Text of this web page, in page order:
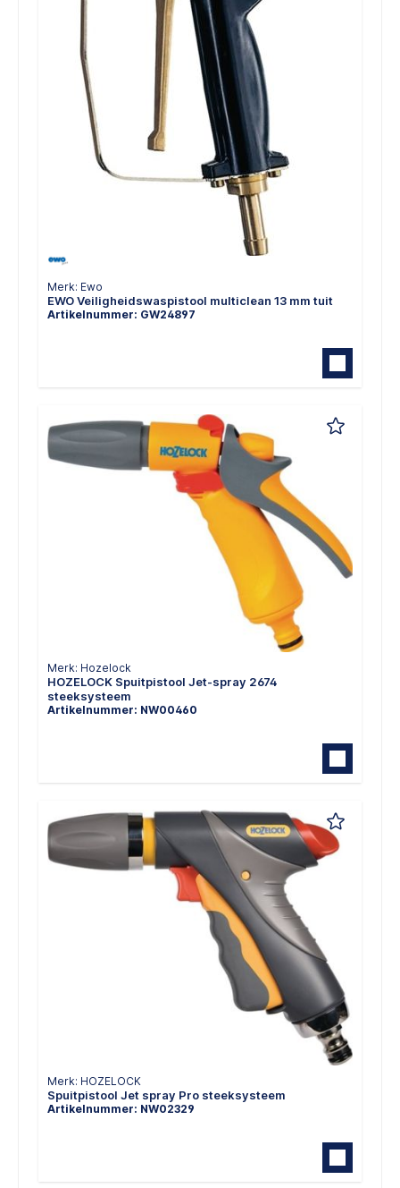
Merk: Ewo
EWO Veiligheidswaspistool multiclean 13 mm tuit
Artikelnummer: GW24897
Merk: Hozelock
HOZELOCK Spuitpistool Jet-spray 2674
steeksysteem
Artikelnummer: NW00460
Merk: HOZELOCK
Spuitpistool Jet spray Pro steeksysteem
Artikelnummer: NW02329